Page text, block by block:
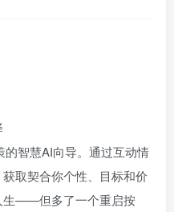
的智慧AI向导。通过互动情
取契合你个性、目标和价
生——但多了一个重启按